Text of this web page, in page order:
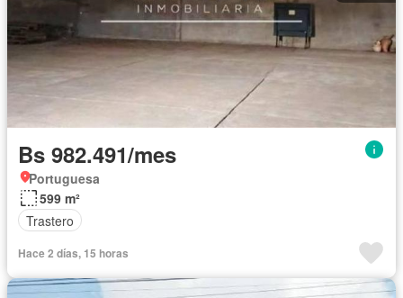
Bs 982.491/mes
Portuguesa
599 m²
Trastero
Hace 2 días, 15 horas